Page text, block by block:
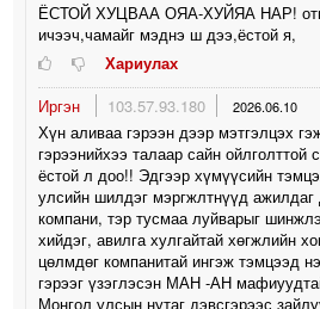
ЁСТОЙ ХУЦВАА ОЯА-ХУЙЯА НАР!
ичээч,чамайг мэднэ ш дээ,ёстой я,
Хариулах
Иргэн
103.57.93.180 2026.06.10
Хүн аливаа гэрээн дээр мэтгэлцэх
гэрээнийхээ талаар сайн ойлголттой
ёстой л доо!! Эдгээр хүмүүсийн
улсийн шилдэг мэргжлтнүүд
компани, тэр тусмаа луйварыг
хийдэг, авилга хулгайтай хөгжлийн
цөлмдөг компанитай ингэж тэмцээд
гэрээг үзэглэсэн МАН -АН
Монгол улсын нутаг дэвсгэрээс